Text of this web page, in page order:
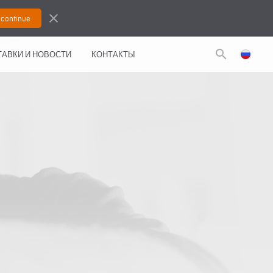
close
И НОВОСТИ КОНТАКТЫ search